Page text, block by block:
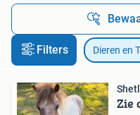
Filters Dieren en
Zie